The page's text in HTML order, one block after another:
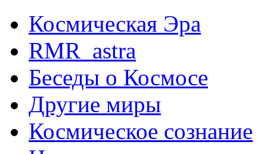
Космическая Эра
RMR_astra
Беседы о Космосе
Другие миры
Космическое сознание